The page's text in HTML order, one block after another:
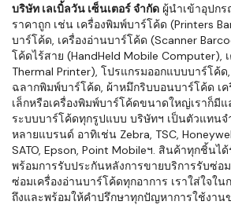
บริษัท เลเบิ้ลวัน เซ็นเตอร์ จำกัด ผู้นำเข้าอุปก
ราคาถูก เช่น เครื่องพิมพ์บาร์โค้ด (Printers
บาร์โค้ด, เครื่องอ่านบาร์โค้ด (Scanner
โค้ดไร้สาย (HandHeld Mobile Computer),
Thermal Printer), โปรแกรมออกแบบบาร์โค้ด
ฉลากพิมพ์บาร์โค้ด, ผ้าหมึกริบบอนบาร์โค้ด เ
เล็กหรือเครื่องพิมพ์บาร์โค้ดขนาดใหญ่เราก็มี
ระบบบาร์โค้ดทุกรูปแบบ บริษัทฯ เป็นตัวแทน
หลายแบรนด์ อาทิเช่น Zebra, TSC,
SATO, Epson, Point Mobileฯ. สินค้าทุกชิ้น
พร้อมการรับประกันหลังการขายบริการรับซ่อ
ซ่อมเครื่องอ่านบาร์โค้ดทุกอาการ เราใส่ใจใ
ถึงและพร้อมให้คำปรึกษาทุกปัญหาการใช้งาน